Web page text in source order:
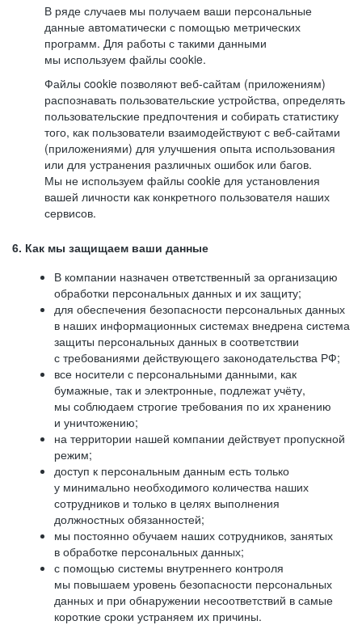
В ряде случаев мы получаем ваши персональные
данные автоматически с помощью метрических
программ. Для работы с такими данными
мы используем файлы cookie.
Файлы cookie позволяют веб-сайтам (приложениям)
распознавать пользовательские устройства, определять
пользовательские предпочтения и собирать статистику
того, как пользователи взаимодействуют с веб-сайтами
(приложениями) для улучшения опыта использования
или для устранения различных ошибок или багов.
Мы не используем файлы cookie для установления
вашей личности как конкретного пользователя наших
сервисов.
6. Как мы защищаем ваши данные
В компании назначен ответственный за организацию
обработки персональных данных и их защиту;
для обеспечения безопасности персональных данных
в наших информационных системах внедрена система
защиты персональных данных в соответствии
с требованиями действующего законодательства РФ;
все носители с персональными данными, как
бумажные, так и электронные, подлежат учёту,
мы соблюдаем строгие требования по их хранению
и уничтожению;
на территории нашей компании действует пропускной
режим;
доступ к персональным данным есть только
у минимально необходимого количества наших
сотрудников и только в целях выполнения
должностных обязанностей;
мы постоянно обучаем наших сотрудников, занятых
в обработке персональных данных;
с помощью системы внутреннего контроля
мы повышаем уровень безопасности персональных
данных и при обнаружении несоответствий в самые
короткие сроки устраняем их причины.